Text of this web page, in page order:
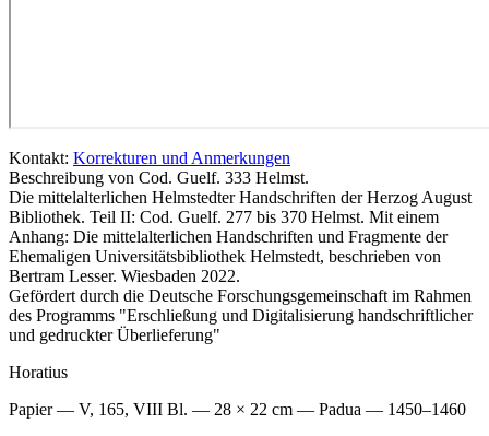
Kontakt: Korrekturen und Anmerkungen
Beschreibung von Cod. Guelf. 333 Helmst.
Die mittelalterlichen Helmstedter Handschriften der Herzog August
Bibliothek. Teil II: Cod. Guelf. 277 bis 370 Helmst. Mit einem
Anhang: Die mittelalterlichen Handschriften und Fragmente der
Ehemaligen Universitätsbibliothek Helmstedt, beschrieben von
Bertram Lesser. Wiesbaden 2022.
Gefördert durch die Deutsche Forschungsgemeinschaft im Rahmen
des Programms "Erschließung und Digitalisierung handschriftlicher
und gedruckter Überlieferung"
Horatius
Papier — V, 165, VIII Bl. — 28 × 22 cm — Padua — 1450–1460